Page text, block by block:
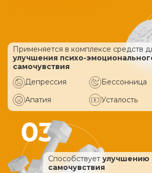
Применяется в комплексе средств
улучшения психо-
самочувствия
Депрессия
Бессонница
Апатия
Усталость
Способствует улучшению
самочувствия